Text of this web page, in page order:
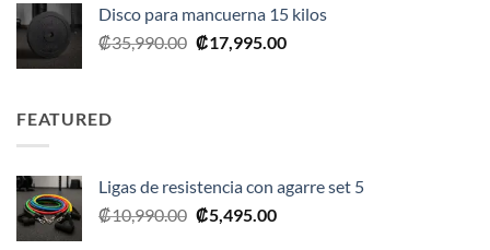
Disco para mancuerna 15 kilos
₡35,990.00 El
₡17,995.00El
FEATURED
Ligas de resistencia con agarre set 5
₡10,990.00 El
₡5,495.00El